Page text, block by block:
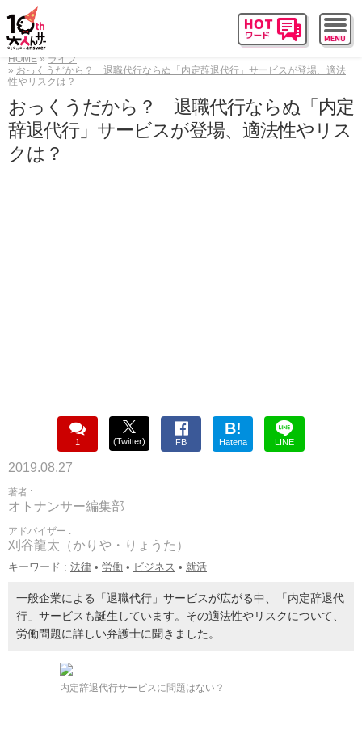
HOME
ライフ
おっくうだから？ 退職代行ならぬ「内定辞退代行」サービスが登場、適法
性やリスクは？
おっくうだから？ 退職代行ならぬ「内定
辞退代行」サービスが登場、適法性やリス
クは？
1 (Twitter) FB
B!
Hatena LINE
2019.08.27
著者 :
オトナンサー編集部
アドバイザー :
刈谷龍太（かりや・りょうた）
キーワード : 法律 • 労働 • ビジネス • 就活
一般企業による「退職代行」サービスが広がる中、「内定辞退代
行」サービスも誕生しています。その適法性やリスクについて、
労働問題に詳しい弁護士に聞きました。
内定辞退代行サービスに問題はない？